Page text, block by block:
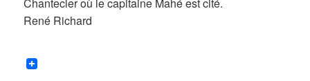
Chantecler où le capitaine Mahé est cité.
René Richard